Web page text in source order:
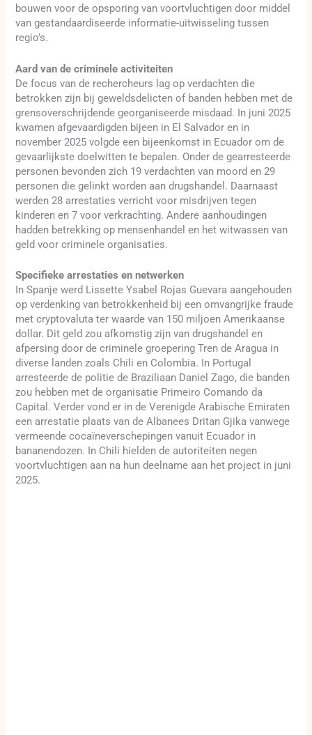
bouwen voor de opsporing van voortvluchtigen door middel
van gestandaardiseerde informatie-uitwisseling tussen
regio’s.
Aard van de criminele activiteiten
De focus van de rechercheurs lag op verdachten die
betrokken zijn bij geweldsdelicten of banden hebben met de
grensoverschrijdende georganiseerde misdaad. In juni 2025
kwamen afgevaardigden bijeen in El Salvador en in
november 2025 volgde een bijeenkomst in Ecuador om de
gevaarlijkste doelwitten te bepalen. Onder de gearresteerde
personen bevonden zich 19 verdachten van moord en 29
personen die gelinkt worden aan drugshandel. Daarnaast
werden 28 arrestaties verricht voor misdrijven tegen
kinderen en 7 voor verkrachting. Andere aanhoudingen
hadden betrekking op mensenhandel en het witwassen van
geld voor criminele organisaties.
Specifieke arrestaties en netwerken
In Spanje werd Lissette Ysabel Rojas Guevara aangehouden
op verdenking van betrokkenheid bij een omvangrijke fraude
met cryptovaluta ter waarde van 150 miljoen Amerikaanse
dollar. Dit geld zou afkomstig zijn van drugshandel en
afpersing door de criminele groepering Tren de Aragua in
diverse landen zoals Chili en Colombia. In Portugal
arresteerde de politie de Braziliaan Daniel Zago, die banden
zou hebben met de organisatie Primeiro Comando da
Capital. Verder vond er in de Verenigde Arabische Emiraten
een arrestatie plaats van de Albanees Dritan Gjika vanwege
vermeende cocaïneverschepingen vanuit Ecuador in
bananendozen. In Chili hielden de autoriteiten negen
voortvluchtigen aan na hun deelname aan het project in juni
2025.